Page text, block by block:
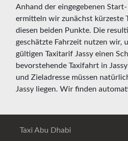
Anhand der eingegebenen
ermitteln wir zunächst kürzeste
diesen beiden Punkte. Die
geschätzte Fahrzeit nutzen wir,
gültigen Taxitarif Jassy einen
bevorstehende Taxifahrt in
und Zieladresse müssen
Jassy liegen. Wir finden
Taxi Abu Dhabi